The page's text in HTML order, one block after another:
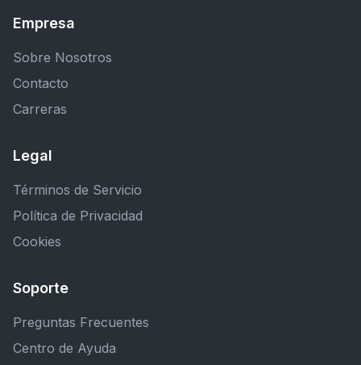
Empresa
Sobre Nosotros
Contacto
Carreras
Legal
Términos de Servicio
Política de Privacidad
Cookies
Soporte
Preguntas Frecuentes
Centro de Ayuda